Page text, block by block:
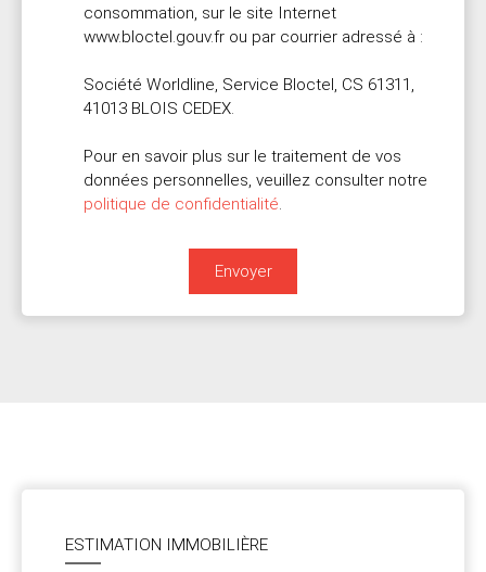
consommation, sur le site Internet
www.bloctel.gouv.fr ou par courrier adressé à :
Société Worldline, Service Bloctel, CS 61311,
41013 BLOIS CEDEX.
Pour en savoir plus sur le traitement de vos
données personnelles, veuillez consulter notre
politique de confidentialité.
Envoyer
ESTIMATION IMMOBILIÈRE